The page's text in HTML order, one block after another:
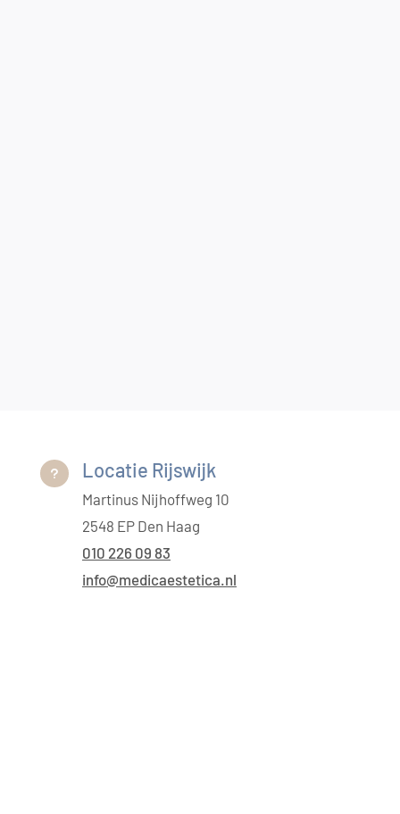
u Locatie Rijswijk
Martinus Nijhoffweg 10
2548 EP Den Haag
010 226 09 83
info@medicaestetica.nl